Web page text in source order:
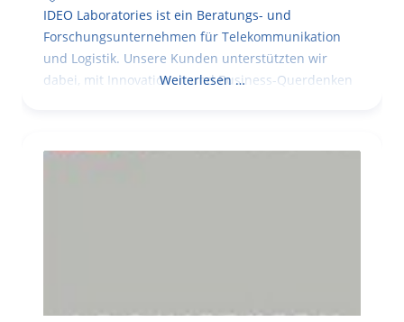
IDEO Laboratories ist ein Beratungs- und
Forschungsunternehmen für Telekommunikation
und Logistik. Unsere Kunden unterstützten wir
dabei, mit Innovationen und Business-Querdenken
Weiterlesen …